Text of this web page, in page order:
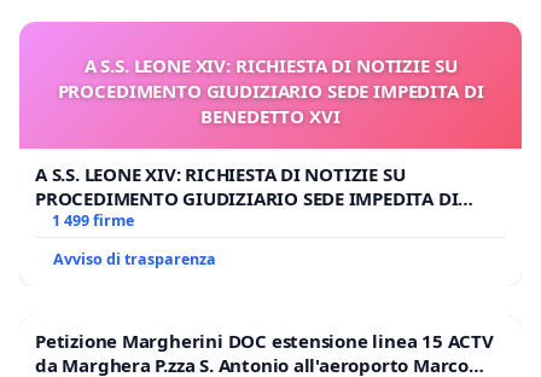
A S.S. LEONE XIV: RICHIESTA DI NOTIZIE SU
PROCEDIMENTO GIUDIZIARIO SEDE IMPEDITA DI
BENEDETTO XVI
A S.S. LEONE XIV: RICHIESTA DI NOTIZIE SU
PROCEDIMENTO GIUDIZIARIO SEDE IMPEDITA DI
BENEDETTO XVI
1 499 firme
Avviso di trasparenza
Petizione Margherini DOC estensione linea 15 ACTV
da Marghera P.zza S. Antonio all'aeroporto Marco